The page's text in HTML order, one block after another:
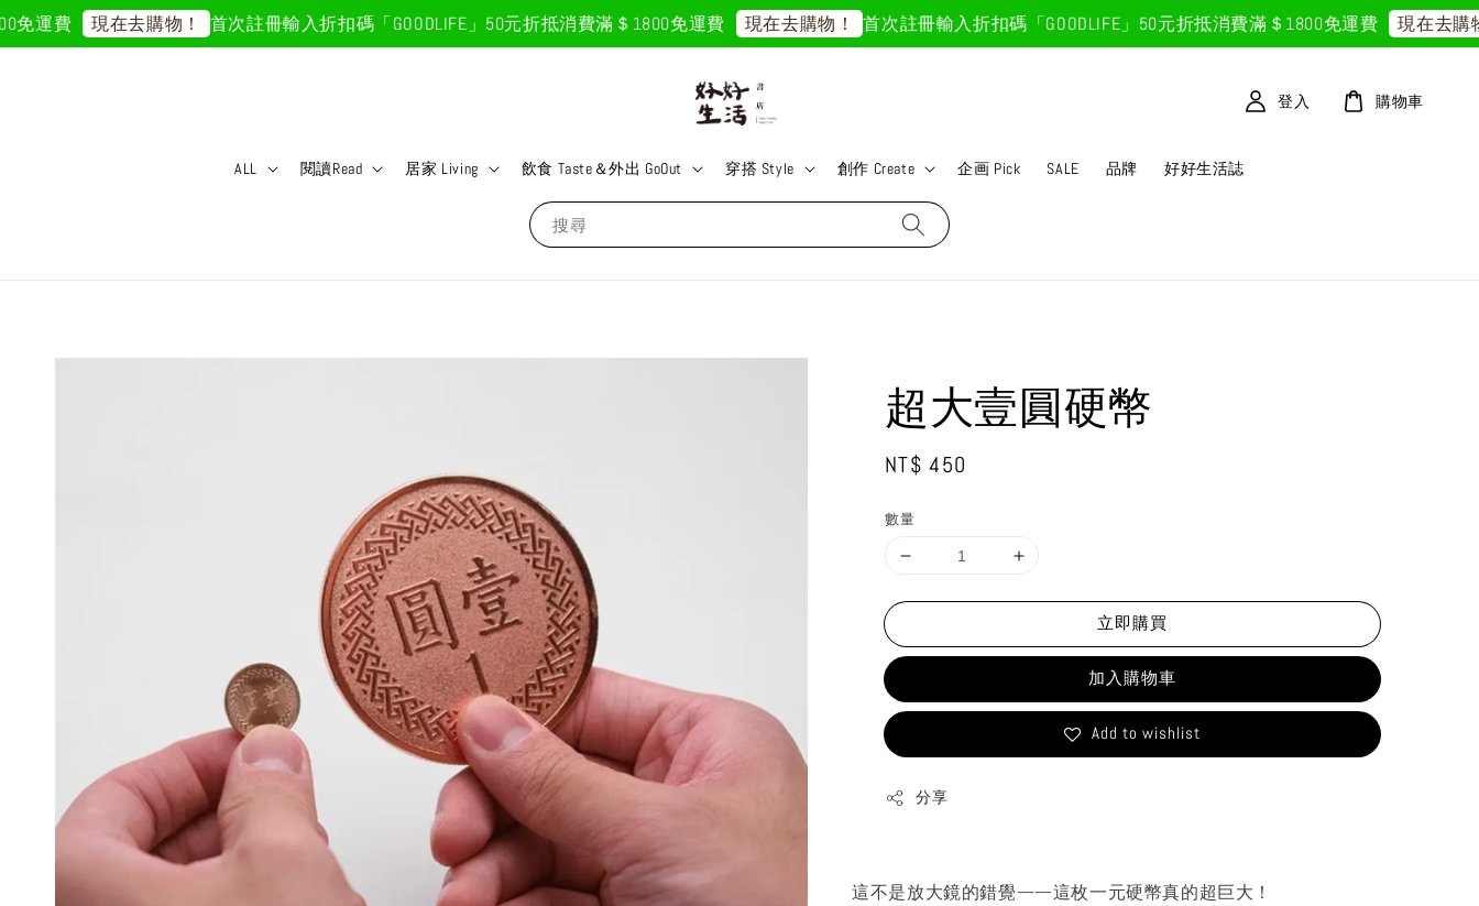
費 現在去購物！ 首次註冊輸入折扣碼「GOODLIFE」50元折抵消費滿＄1800免運費 現在去購物！ 首次註冊輸入折扣碼「GOODLIFE」50元折抵消費滿＄1800免運費 現在去購物！
搜尋
ALL 閱讀Read 居家 Living 飲食 Taste＆外出 GoOut 穿搭 Style 創作 Create 企画 Pick SALE 品牌 好好生活誌
登入 購物車
超大壹圓硬幣
Regular
NT$ 450
數量
立即購買
加入購物車
Add to wishlist
分享
這不是放大鏡的錯覺——這枚一元硬幣真的超巨大！